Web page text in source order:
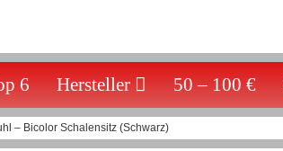
6 Hersteller 50 – 100 €
– Bicolor Schalensitz (Schwarz)